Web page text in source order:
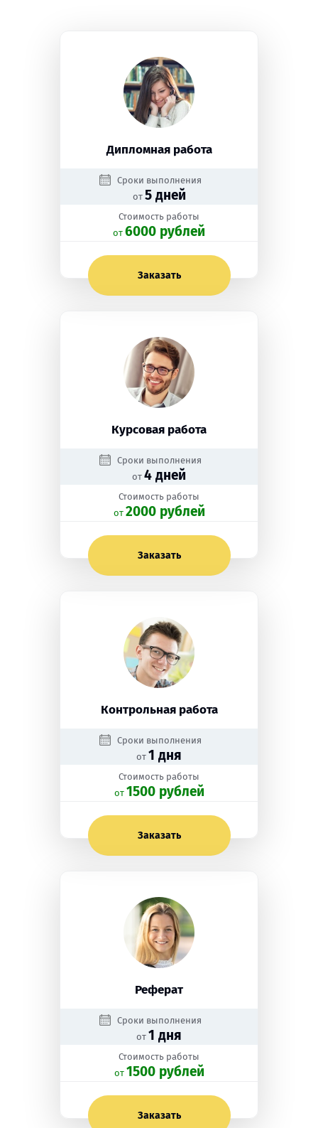
Дипломная работа
Сроки выполнения
от 5 дней
Стоимость работы
oт 6000 рублей
Заказать
Курсовая работа
Сроки выполнения
от 4 дней
Стоимость работы
oт 2000 рублей
Заказать
Контрольная работа
Сроки выполнения
от 1 дня
Стоимость работы
oт 1500 рублей
Заказать
Реферат
Сроки выполнения
от 1 дня
Стоимость работы
oт 1500 рублей
Заказать